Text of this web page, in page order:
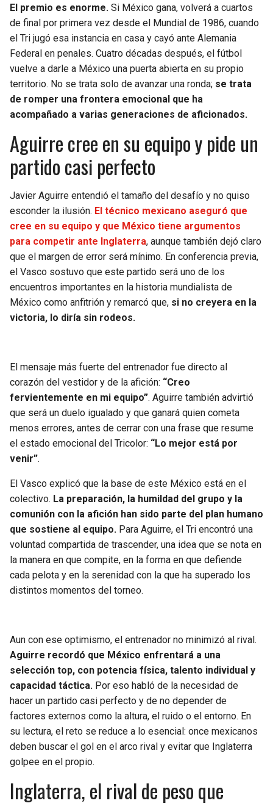
El premio es enorme. Si México gana, volverá a cuartos
de final por primera vez desde el Mundial de 1986, cuando
el Tri jugó esa instancia en casa y cayó ante Alemania
Federal en penales. Cuatro décadas después, el fútbol
vuelve a darle a México una puerta abierta en su propio
territorio. No se trata solo de avanzar una ronda; se trata
de romper una frontera emocional que ha
acompañado a varias generaciones de aficionados.
Aguirre cree en su equipo y pide un
partido casi perfecto
Javier Aguirre entendió el tamaño del desafío y no quiso
esconder la ilusión. El técnico mexicano aseguró que
cree en su equipo y que México tiene argumentos
para competir ante Inglaterra, aunque también dejó claro
que el margen de error será mínimo. En conferencia previa,
el Vasco sostuvo que este partido será uno de los
encuentros importantes en la historia mundialista de
México como anfitrión y remarcó que, si no creyera en la
victoria, lo diría sin rodeos.
El mensaje más fuerte del entrenador fue directo al
corazón del vestidor y de la afición: “Creo
fervientemente en mi equipo”. Aguirre también advirtió
que será un duelo igualado y que ganará quien cometa
menos errores, antes de cerrar con una frase que resume
el estado emocional del Tricolor: “Lo mejor está por
venir”.
El Vasco explicó que la base de este México está en el
colectivo. La preparación, la humildad del grupo y la
comunión con la afición han sido parte del plan humano
que sostiene al equipo. Para Aguirre, el Tri encontró una
voluntad compartida de trascender, una idea que se nota en
la manera en que compite, en la forma en que defiende
cada pelota y en la serenidad con la que ha superado los
distintos momentos del torneo.
Aun con ese optimismo, el entrenador no minimizó al rival.
Aguirre recordó que México enfrentará a una
selección top, con potencia física, talento individual y
capacidad táctica. Por eso habló de la necesidad de
hacer un partido casi perfecto y de no depender de
factores externos como la altura, el ruido o el entorno. En
su lectura, el reto se reduce a lo esencial: once mexicanos
deben buscar el gol en el arco rival y evitar que Inglaterra
golpee en el propio.
Inglaterra, el rival de peso que